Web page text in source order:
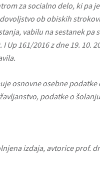
za socialno delo, ki pa
ob obiskih
vabilu na sestanek pa
161/2016 z dne 19. 10.
osnovne osebne podatke
podatke o
izdaja, avtorice prof.